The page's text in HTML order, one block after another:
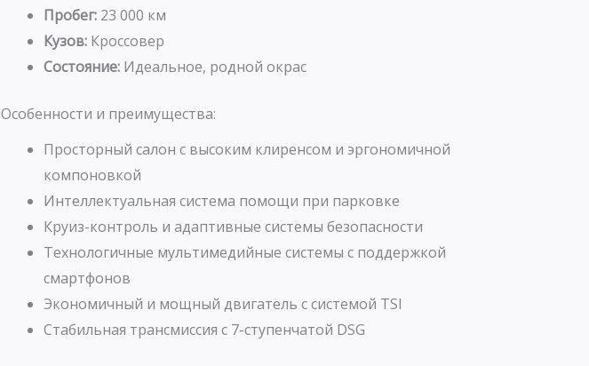
Пробег: 23 000 км
Кузов: Кроссовер
Состояние: Идеальное, родной окрас
Особенности и преимущества:
Просторный салон с высоким клиренсом и эргономичной
компоновкой
Интеллектуальная система помощи при парковке
Круиз-контроль и адаптивные системы безопасности
Технологичные мультимедийные системы с поддержкой
смартфонов
Экономичный и мощный двигатель с системой TSI
Стабильная трансмиссия с 7-ступенчатой DSG